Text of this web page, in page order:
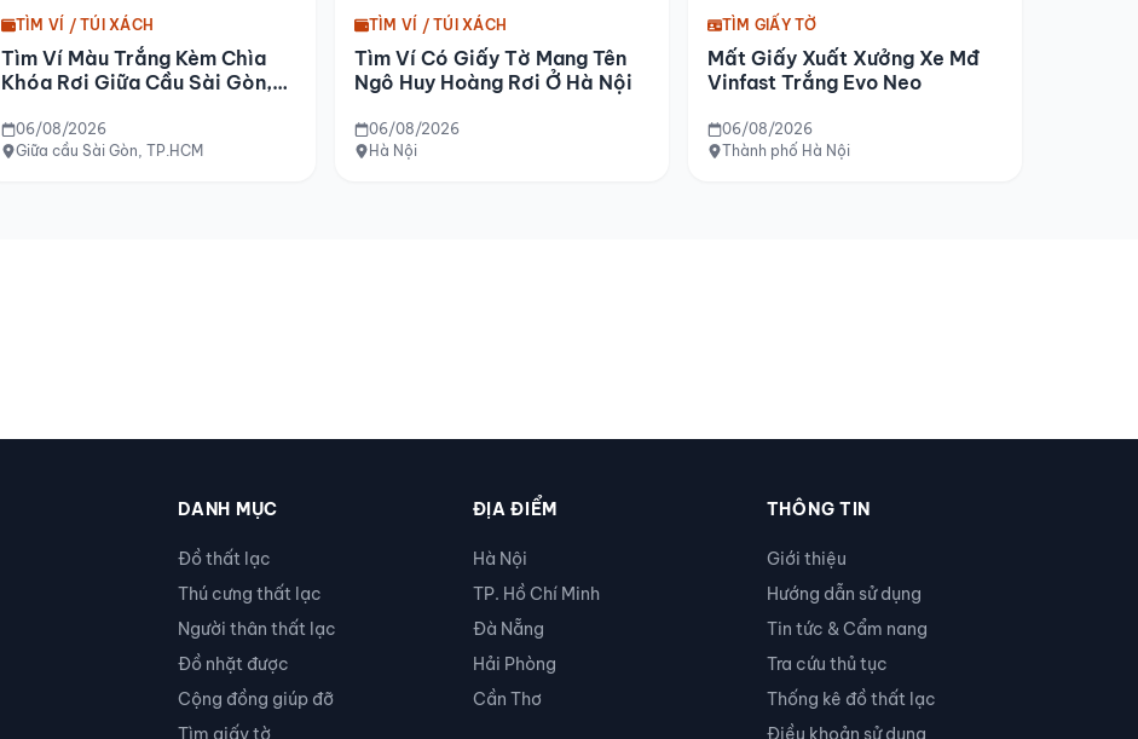
TÌM VÍ / TÚI XÁCH
Tìm Ví Màu Trắng Kèm Chìa
Khóa Rơi Giữa Cầu Sài Gòn,
06/08/2026
Giữa cầu Sài Gòn, TP.HCM
TÌM VÍ / TÚI XÁCH
Tìm Ví Có Giấy Tờ Mang Tên
Ngô Huy Hoàng Rơi Ở Hà Nội
06/08/2026
Hà Nội
TÌM GIẤY TỜ
Mất Giấy Xuất Xưởng Xe Mđ
Vinfast Trắng Evo Neo
06/08/2026
Thành phố Hà Nội
DANH MỤC
Đồ thất lạc
Thú cưng thất lạc
Người thân thất lạc
Đồ nhặt được
Cộng đồng giúp đỡ
Tìm giấy tờ
ĐỊA ĐIỂM
Hà Nội
TP. Hồ Chí Minh
Đà Nẵng
Hải Phòng
Cần Thơ
THÔNG TIN
Giới thiệu
Hướng dẫn sử dụng
Tin tức & Cẩm nang
Tra cứu thủ tục
Thống kê đồ thất lạc
Điều khoản sử dụng